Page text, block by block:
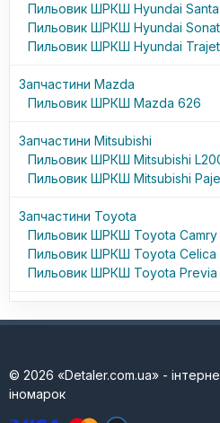
Пильовик ШРКШ Hyundai Santa
Пильовик ШРКШ Hyundai
Пильовик ШРКШ Hyundai Trajet
Запчастини Mazda
Пильовик ШРКШ Mazda 626
Запчастини Mitsubishi
Пильовик ШРКШ Mitsubishi
Пильовик ШРКШ Mitsubishi
Запчастини Toyota
Пильовик ШРКШ Toyota Camry
Пильовик ШРКШ Toyota Celica
Пильовик ШРКШ Toyota Previa
© 2026 «Detaler.com.ua» -
іномарок